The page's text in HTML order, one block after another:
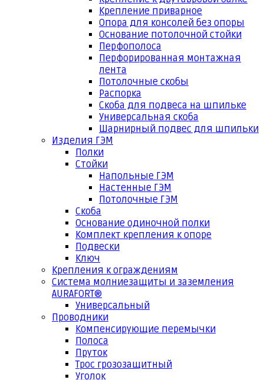
Крепление приварное
Опора для консолей без опоры
Основание потолочной стойки
Перфополоса
Перфорированная монтажная
лента
Потолочные скобы
Распорка
Скоба для подвеса на шпильке
Универсальная скоба
Шарнирный подвес для шпильки
Изделия ГЭМ
Полки
Стойки
Напольные ГЭМ
Настенные ГЭМ
Потолочные ГЭМ
Скоба
Основание одиночной полки
Комплект крепления к опоре
Подвески
Ключ
Крепления к ограждениям
Система молниезащиты и заземления
AURAFORT®
Универсальный
Проводники
Компенсирующие перемычки
Полоса
Пруток
Трос грозозащитный
Уголок